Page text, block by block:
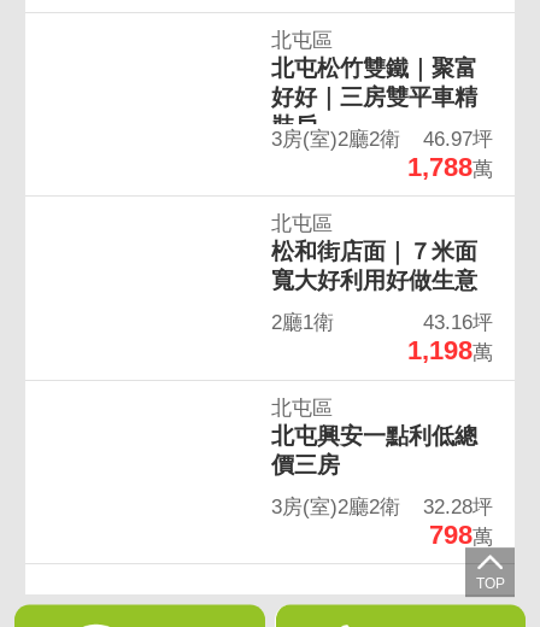
北屯區
北屯松竹雙鐵｜聚富
好好｜三房雙平車精
裝戶
3房(室)2廳2衛 46.97坪
1,788萬
北屯區
松和街店面｜７米面
寬大好利用好做生意
2廳1衛 43.16坪
1,198萬
北屯區
北屯興安一點利低總
價三房
3房(室)2廳2衛 32.28坪
798萬